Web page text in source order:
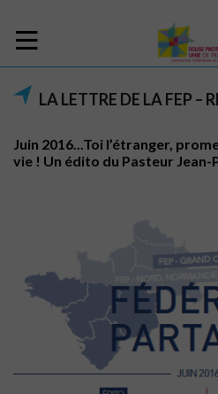
LA LETTRE DE LA FEP –
Juin 2016...Toi l’étranger,
vie ! Un édito du Pasteur